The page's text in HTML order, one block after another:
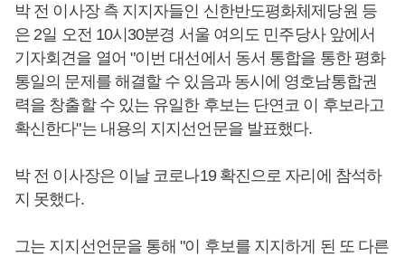
박 전 이사장 측 지지자들인 신한반도평화체제당원 등
은 2일 오전 10시30분경 서울 여의도 민주당사 앞에서
기자회견을 열어 "이번 대선에서 동서 통합을 통한 평화
통일의 문제를 해결할 수 있음과 동시에 영호남통합권
력을 창출할 수 있는 유일한 후보는 단연코 이 후보라고
확신한다"는 내용의 지지선언문을 발표했다.
박 전 이사장은 이날 코로나19 확진으로 자리에 참석하
지 못했다.
그는 지지선언문을 통해 "이 후보를 지지하게 된 또 다른